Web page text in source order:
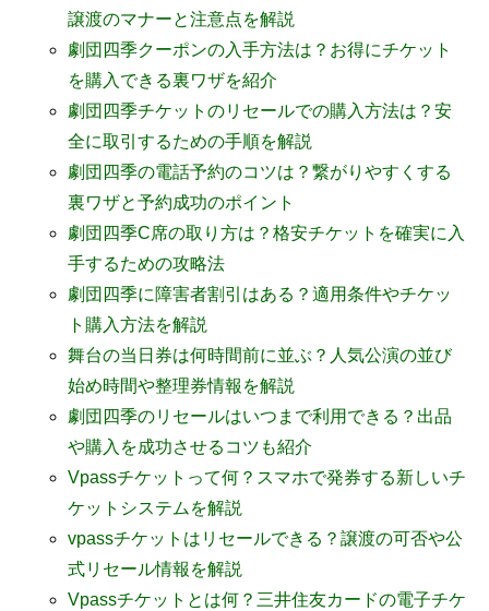
譲渡のマナーと注意点を解説
劇団四季クーポンの入手方法は？お得にチケット
を購入できる裏ワザを紹介
劇団四季チケットのリセールでの購入方法は？安
全に取引するための手順を解説
劇団四季の電話予約のコツは？繋がりやすくする
裏ワザと予約成功のポイント
劇団四季C席の取り方は？格安チケットを確実に入
手するための攻略法
劇団四季に障害者割引はある？適用条件やチケッ
ト購入方法を解説
舞台の当日券は何時間前に並ぶ？人気公演の並び
始め時間や整理券情報を解説
劇団四季のリセールはいつまで利用できる？出品
や購入を成功させるコツも紹介
Vpassチケットって何？スマホで発券する新しいチ
ケットシステムを解説
vpassチケットはリセールできる？譲渡の可否や公
式リセール情報を解説
Vpassチケットとは何？三井住友カードの電子チケ